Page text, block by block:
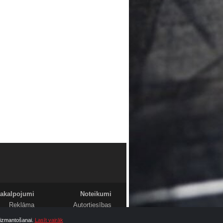
Reklāma
Noteikumi
Autortiesības
Lasīt vairāk